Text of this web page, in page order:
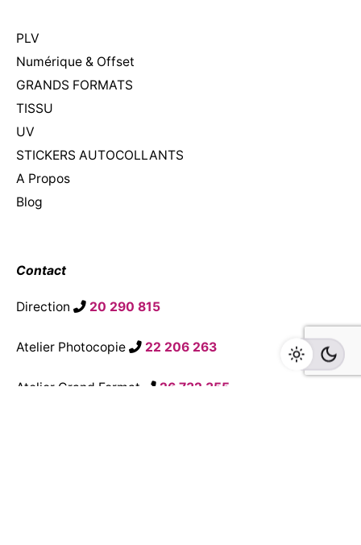
PLV
Numérique & Offset
GRANDS FORMATS
TISSU
UV
STICKERS AUTOCOLLANTS
A Propos
Blog
Contact
Direction 20 290 815
Atelier Photocopie 22 206 263
Atelier Grand Format 26 732 355